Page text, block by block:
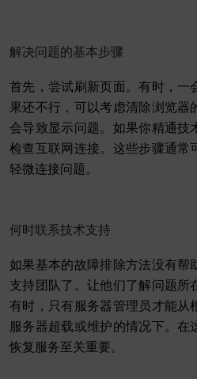
解决问题的基本步骤
首先，尝试刷新页面。有时，一
果还不行，可以考虑清除浏览器
会导致显示问题。如果你精通技
检查互联网连接。这些步骤通常
轻微连接问题。
何时联系技术支持
如果基本的故障排除方法没有帮
支持团队了。让他们了解问题所
有时，只有服务器管理员才能从
服务器超载或维护的情况下。在
恢复服务至关重要。